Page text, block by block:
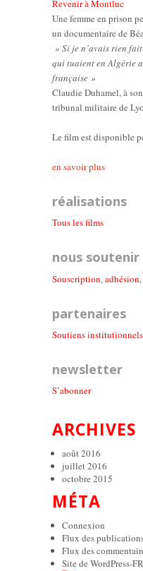
Revenir à Montluc
Une femme en prison
un documentaire de
» Si je n’avais rien
qui tuaient en Algérie
française »
Claudie Duhamel, à
tribunal militaire de
Le film est disponible
en savoir plus
réalisations
Tous les films
nous soutenir
Souscription,
partenaires
Soutiens institutionnels
newsletter
S’abonner
ARCHIVES
août 2016
juillet 2016
octobre 2015
MÉTA
Connexion
Flux des
Flux des
Site de WordPress-FR